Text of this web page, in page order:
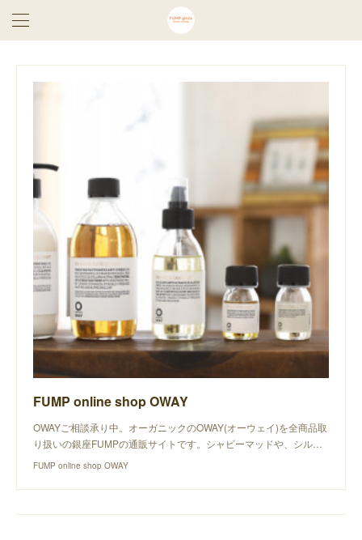
FUMP online shop OWAY
OWAYご相談承り中。オーガニックのOWAY(オーウェイ)を全商品取
り扱いの銀座FUMPの通販サイトです。シャビーマッドや、シル…
FUMP online shop OWAY